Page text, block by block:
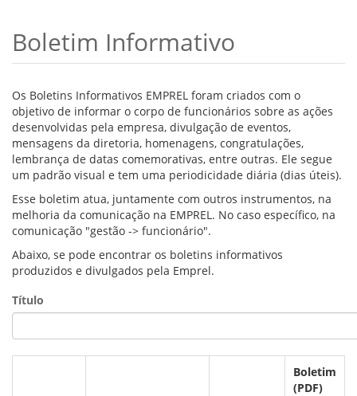
QUEM SOMOS
O QUE É A EMPREL
VÍDEOS
ORGANOGRAMA
CONSELHOS
LOCALIZAÇÃO
GESTORES
GOVERNANÇA
NOTÍCIAS
COMISSÕES
ATAS DE REGISTRO DE PREÇOS
CONTRATO
Boletim Informativo
Os Boletins Informativos EMPREL foram criados com o
objetivo de informar o corpo de funcionários sobre as ações
desenvolvidas pela empresa, divulgação de eventos,
mensagens da diretoria, homenagens, congratulações,
lembrança de datas comemorativas, entre outras. Ele segue
um padrão visual e tem uma periodicidade diária (dias úteis).
Esse boletim atua, juntamente com outros instrumentos, na
melhoria da comunicação na EMPREL. No caso específico, na
comunicação "gestão -> funcionário".
Abaixo, se pode encontrar os boletins informativos
produzidos e divulgados pela Emprel.
Título
Boletim
(PDF)